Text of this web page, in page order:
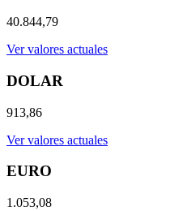
40.844,79
Ver valores actuales
DOLAR
913,86
Ver valores actuales
EURO
1.053,08